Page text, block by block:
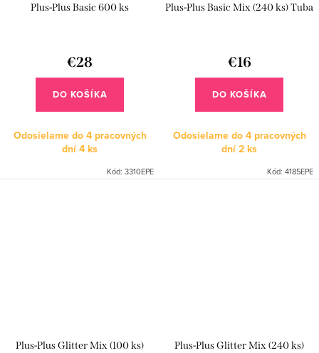
Plus-Plus Basic 600 ks
€28
DO KOŠÍKA
Odosielame do 4 pracovných
dní4 ks
Kód: 3310EPE
Plus-Plus Basic Mix (240 ks) Tuba
€16
DO KOŠÍKA
Odosielame do 4 pracovných
dní2 ks
Kód: 4185EPE
Plus-Plus Glitter Mix (100 ks)
Plus-Plus Glitter Mix (240 ks)